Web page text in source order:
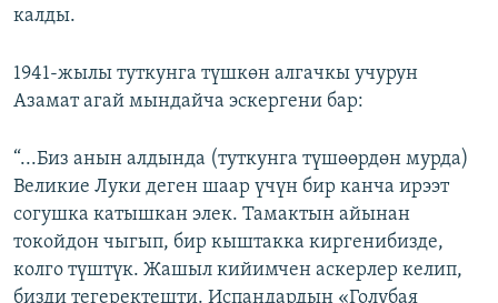
калды.
1941-жылы туткунга түшкөн алгачкы учурун
Азамат агай мындайча эскергени бар:
“...Биз анын алдында (туткунга түшөөрдөн мурда)
Великие Луки деген шаар үчүн бир канча ирээт
согушка катышкан элек. Тамактын айынан
токойдон чыгып, бир кыштакка киргенибизде,
колго түштүк. Жашыл кийимчен аскерлер келип,
бизди тегеректешти. Испандардын «Голубая